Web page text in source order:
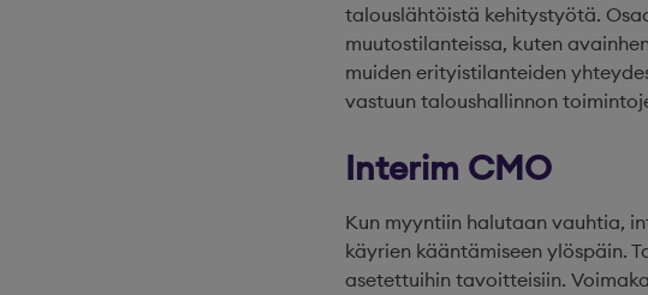
talouslähtöistä kehitystyötä.
muutostilanteissa, kuten
muiden erityistilanteiden
vastuun taloushallinnon
Interim CMO
Kun myyntiin halutaan vauhtia,
käyrien kääntämiseen ylöspäin.
asetettuihin tavoitteisiin.